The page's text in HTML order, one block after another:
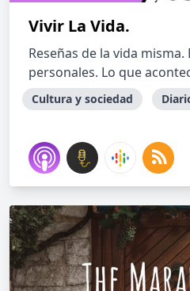
Vivir La Vida.
Reseñas de la vida misma.
personales. Lo que
Cultura y sociedad